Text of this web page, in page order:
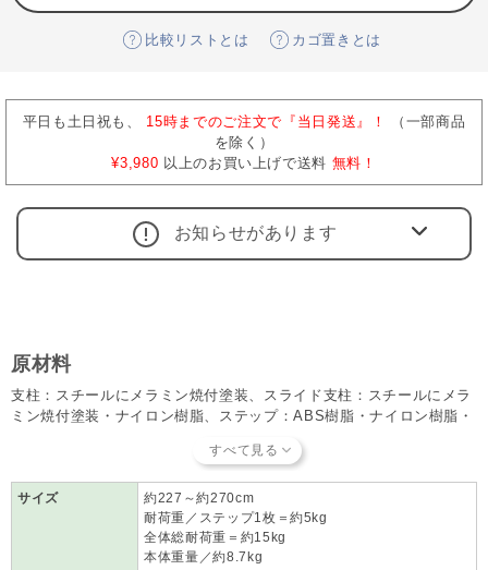
比較リストとは カゴ置きとは
平日も土日祝も、 15時までのご注文で『当日発送』！
（一部商品
を除く）
¥3,980 以上のお買い上げで送料 無料！
お知らせがあります
原材料
支柱：スチールにメラミン焼付塗装、スライド支柱：スチールにメラ
ミン焼付塗装・ナイロン樹脂、ステップ：ABS樹脂・ナイロン樹脂・
サイズ
約227～約270cm
耐荷重／ステップ1枚＝約5kg
全体総耐荷重＝約15kg
本体重量／約8.7kg